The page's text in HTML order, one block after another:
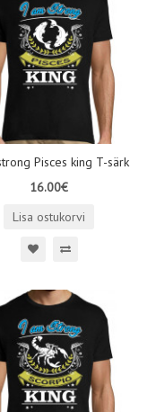
Pisces king T-särk
16.00€
Lisa ostukorvi